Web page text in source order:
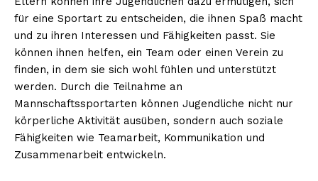
Inhalte
für eine Sportart zu entscheiden, die ihnen Spaß macht
und zu ihren Interessen und Fähigkeiten passt. Sie
können ihnen helfen, ein Team oder einen Verein zu
finden, in dem sie sich wohl fühlen und unterstützt
werden. Durch die Teilnahme an
Mannschaftssportarten können Jugendliche nicht nur
körperliche Aktivität ausüben, sondern auch soziale
Fähigkeiten wie Teamarbeit, Kommunikation und
Zusammenarbeit entwickeln.